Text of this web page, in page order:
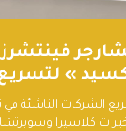
» لتسريع
ومستقبل
الشركات الناشئة في
كلاسيرا